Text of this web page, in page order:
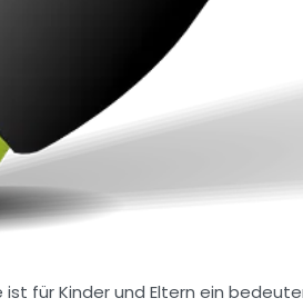
ist für Kinder und Eltern ein